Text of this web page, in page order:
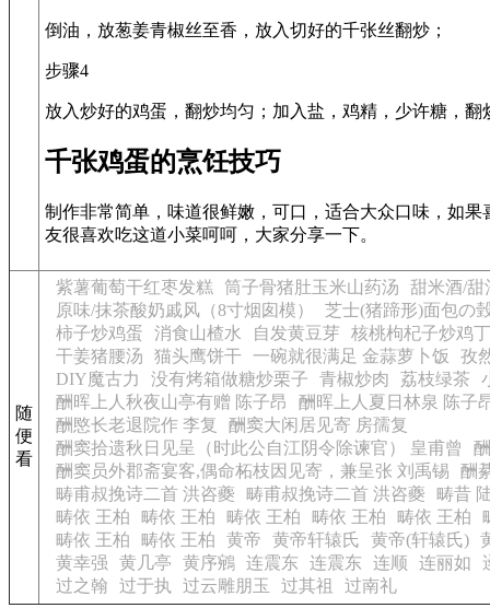
倒油，放葱姜青椒丝至香，放入切好的千张丝翻炒；
步骤4
放入炒好的鸡蛋，翻炒均匀；加入盐，鸡精，少许糖，翻
千张鸡蛋的烹饪技巧
制作非常简单，味道很鲜嫩，可口，适合大众口味，如
友很喜欢吃这道小菜呵呵，大家分享一下。
随
便
看
紫薯葡萄干红枣发糕 筒子骨猪肚玉米山药汤
甜米酒/甜
原味/抹茶酸奶戚风（8寸烟囱模）
芝士(猪蹄形)面包の
柿子炒鸡蛋
消食山楂水 自发黄豆芽
核桃枸杞子炒鸡丁
干姜猪腰汤
猫头鹰饼干 一碗就很满足 金蒜萝卜饭
孜
DIY魔古力
没有烤箱做糖炒栗子 青椒炒肉 荔枝绿茶
酬晖上人秋夜山亭有赠 陈子昂
酬晖上人夏日林泉 陈子
酬愍长老退院作 李复
酬窦大闲居见寄 房孺复
酬窦拾遗秋日见呈（时此公自江阴令除谏官） 皇甫曾
酬窦员外郡斋宴客,偶命柘枝因见寄，兼呈张 刘禹锡
酬
畴甫叔挽诗二首 洪咨夔
畴甫叔挽诗二首 洪咨夔
畴昔
畴依 王柏
畴依 王柏 畴依 王柏 畴依 王柏 畴依 王柏
畴依 王柏
畴依 王柏 黄帝 黄帝轩辕氏 黄帝(轩辕氏)
黄幸强
黄几亭 黄序鵷 连震东 连震东 连顺 连丽如
过之翰
过于执 过云雕朋玉 过其祖 过南礼